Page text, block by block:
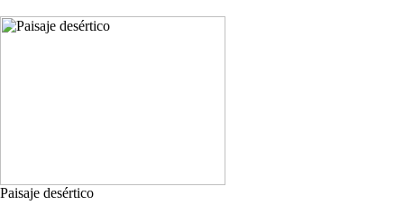
Paisaje desértico